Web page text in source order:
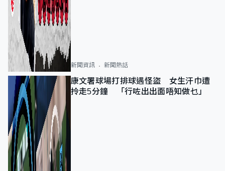
新聞資訊 新聞熱話
康文署球場打排球遇怪盜 女生汗巾遭
拎走5分鐘 「行咗出出面唔知做乜」